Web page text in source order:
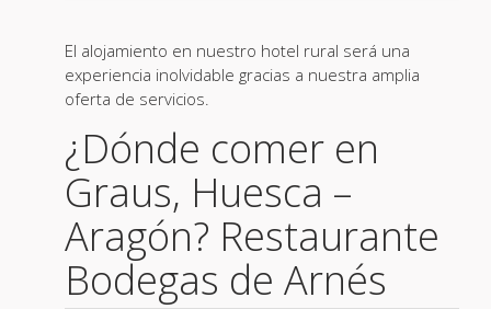
El alojamiento en nuestro hotel rural será una
experiencia inolvidable gracias a nuestra amplia
oferta de servicios.
¿Dónde comer en
Graus, Huesca –
Aragón? Restaurante
Bodegas de Arnés